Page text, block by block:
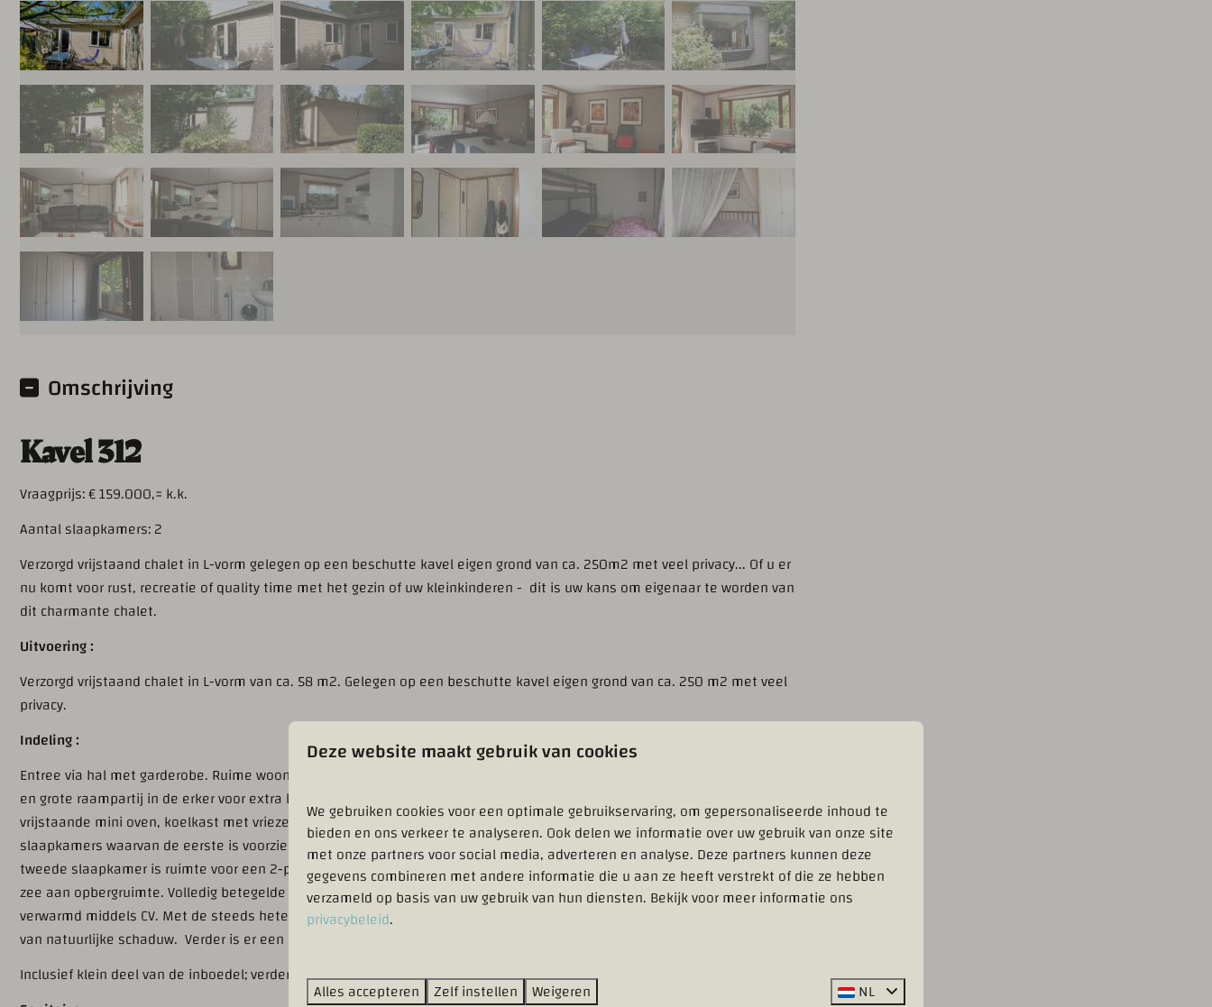
Omschrijving
Kavel 312
Vraagprijs: € 159.000,= k.k.
Aantal slaapkamers: 2
Verzorgd vrijstaand chalet in L-vorm gelegen op een beschutte kavel eigen grond van ca. 250m2 met veel privacy... Of u er
nu komt voor rust, recreatie of quality time met het gezin of uw kleinkinderen - dit is uw kans om eigenaar te worden van
dit charmante chalet.
Uitvoering :
Verzorgd vrijstaand chalet in L-vorm van ca. 58 m2. Gelegen op een beschutte kavel eigen grond van ca. 250 m2 met veel
privacy.
Indeling :
Entree via hal met garderobe. Ruime woonkamer waar comfort en sfeer samenkomen voorzien van openslaande deuren
en grote raampartij in de erker voor extra lichtinval. Open keuken welke is voorzien van een 4-pits gasstel, afzuigkap,
vrijstaande mini oven, koelkast met vriezer en een ruim aanrechtblad voor volop werkruimte. Er zijn twee royale
slaapkamers waarvan de eerste is voorzien van 1 1-persoonsbed en 1 stapelbed en een praktische schuifwandkast. In de
tweede slaapkamer is ruimte voor een 2-persoonsbed, een computertafel en de aanwezige kastenwand zorgt voor een
zee aan opbergruimte. Volledig betegelde badkamer met douche, wastafel, toilet en wasmachine. Het chalet wordt
verwarmd middels CV. Met de steeds heter wordende zomers is het heerlijk dat u in uw groene tuin ook kunt genieten
van natuurlijke schaduw. Verder is er een blokhut aanwezig en beschikt u over een eigen ruime parkeerplaats.
Inclusief klein deel van de inboedel; verdere aanvaarding in overleg.
Deze website maakt gebruik van cookies
We gebruiken cookies voor een optimale gebruikservaring, om gepersonaliseerde inhoud te
bieden en ons verkeer te analyseren. Ook delen we informatie over uw gebruik van onze site
met onze partners voor social media, adverteren en analyse. Deze partners kunnen deze
gegevens combineren met andere informatie die u aan ze heeft verstrekt of die ze hebben
verzameld op basis van uw gebruik van hun diensten. Bekijk voor meer informatie ons
privacybeleid.
Alles accepteren Zelf instellen Weigeren NL